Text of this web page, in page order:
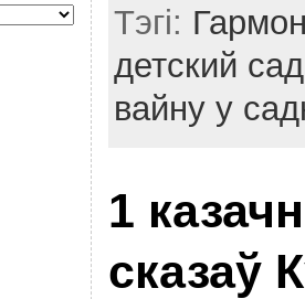
Тэгі:
детский
вайну у
1
сказаў